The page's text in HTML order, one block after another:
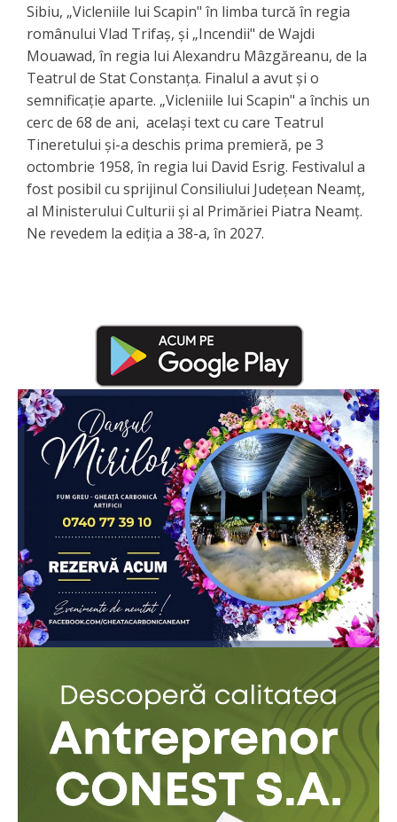
Sibiu, „Vicleniile lui Scapin" în limba turcă în regia
românului Vlad Trifaș, și „Incendii" de Wajdi
Mouawad, în regia lui Alexandru Mâzgăreanu, de la
Teatrul de Stat Constanța. Finalul a avut și o
semnificație aparte. „Vicleniile lui Scapin" a închis un
cerc de 68 de ani, același text cu care Teatrul
Tineretului și-a deschis prima premieră, pe 3
octombrie 1958, în regia lui David Esrig. Festivalul a
fost posibil cu sprijinul Consiliului Județean Neamț,
al Ministerului Culturii și al Primăriei Piatra Neamț.
Ne revedem la ediția a 38-a, în 2027.